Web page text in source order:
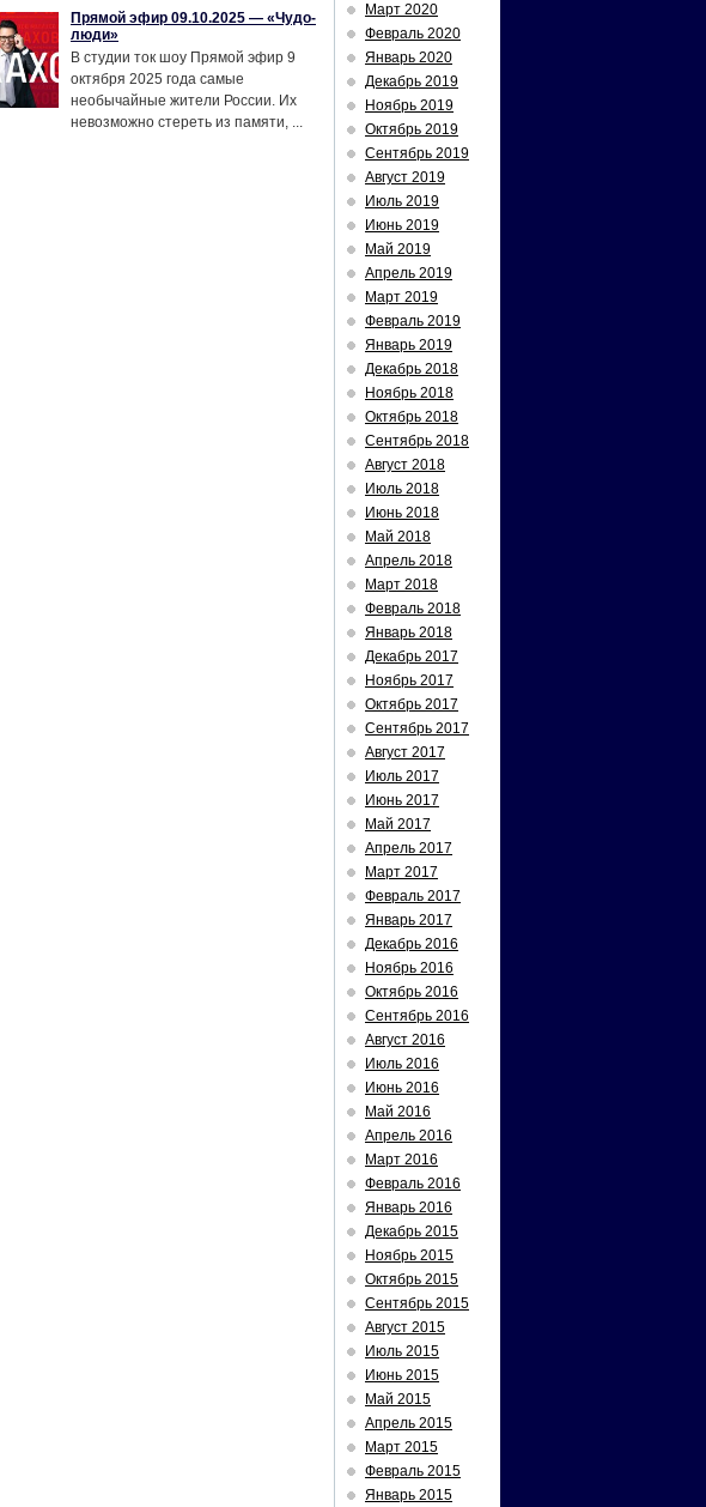
Прямой эфир 09.10.2025 — «Чудо-
люди»
В студии ток шоу Прямой эфир 9
октября 2025 года самые
необычайные жители России. Их
невозможно стереть из памяти, ...
Март 2020
Февраль 2020
Январь 2020
Декабрь 2019
Ноябрь 2019
Октябрь 2019
Сентябрь 2019
Август 2019
Июль 2019
Июнь 2019
Май 2019
Апрель 2019
Март 2019
Февраль 2019
Январь 2019
Декабрь 2018
Ноябрь 2018
Октябрь 2018
Сентябрь 2018
Август 2018
Июль 2018
Июнь 2018
Май 2018
Апрель 2018
Март 2018
Февраль 2018
Январь 2018
Декабрь 2017
Ноябрь 2017
Октябрь 2017
Сентябрь 2017
Август 2017
Июль 2017
Июнь 2017
Май 2017
Апрель 2017
Март 2017
Февраль 2017
Январь 2017
Декабрь 2016
Ноябрь 2016
Октябрь 2016
Сентябрь 2016
Август 2016
Июль 2016
Июнь 2016
Май 2016
Апрель 2016
Март 2016
Февраль 2016
Январь 2016
Декабрь 2015
Ноябрь 2015
Октябрь 2015
Сентябрь 2015
Август 2015
Июль 2015
Июнь 2015
Май 2015
Апрель 2015
Март 2015
Февраль 2015
Январь 2015